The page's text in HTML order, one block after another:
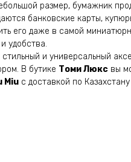
размер, бумажник
банковские карты,
его даже в самой
удобства.
и универсальный
В бутике Томи Люкс вы
Miu с доставкой по